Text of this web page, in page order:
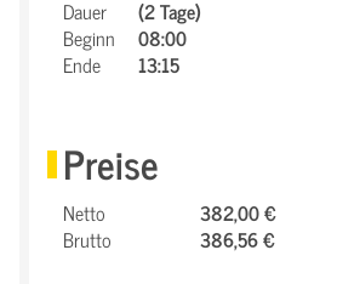
Dauer
(2 Tage)
Beginn
08:00
Ende
13:15
Preise
Netto
382,00 €
Brutto
386,56 €